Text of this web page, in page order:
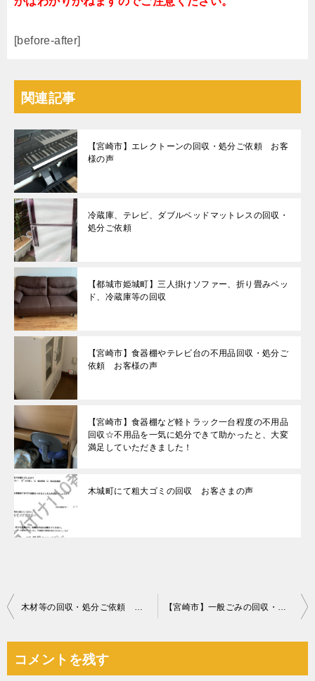
[before-after]
関連記事
【宮崎市】エレクトーンの回収・処分ご依頼 お客
様の声
冷蔵庫、テレビ、ダブルベッドマットレスの回収・
処分ご依頼
【都城市姫城町】三人掛けソファー、折り畳みベッ
ド、冷蔵庫等の回収
【宮崎市】食器棚やテレビ台の不用品回収・処分ご
依頼 お客様の声
【宮崎市】食器棚など軽トラック一台程度の不用品
回収☆不用品を一気に処分できて助かったと、大変
満足していただきました！
木城町にて粗大ゴミの回収 お客さまの声
投
ビ
木材等の回収・処分ご依頼 お客様の声 【宮崎市】一般ごみの回収・処分ご依頼 お客様の声
コメントを残す